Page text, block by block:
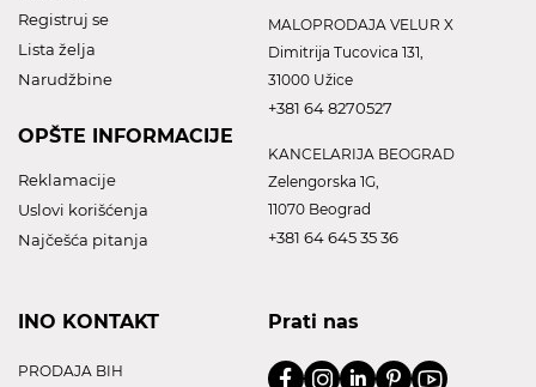
Registruj se
Lista želja
Narudžbine
OPŠTE INFORMACIJE
Reklamacije
Uslovi korišćenja
Najčešća pitanja
MALOPRODAJA VELUR X
Dimitrija Tucovica 131,
31000 Užice
+381 64 8270527
KANCELARIJA BEOGRAD
Zelengorska 1G,
11070 Beograd
+381 64 645 35 36
INO KONTAKT
PRODAJA BIH
Prati nas